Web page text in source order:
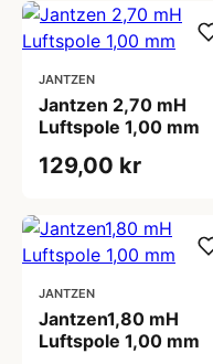
JANTZEN
Jantzen 2,70 mH
Luftspole 1,00 mm
129,00 kr
JANTZEN
Jantzen1,80 mH
Luftspole 1,00 mm